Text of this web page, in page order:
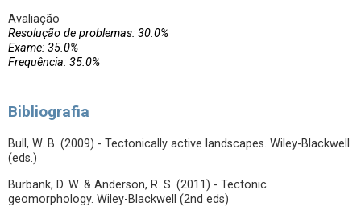
Avaliação
Resolução de problemas: 30.0%
Exame: 35.0%
Frequência: 35.0%
Bibliografia
Bull, W. B. (2009) - Tectonically active landscapes. Wiley-Blackwell
(eds.)
Burbank, D. W. & Anderson, R. S. (2011) - Tectonic
geomorphology. Wiley-Blackwell (2nd eds)